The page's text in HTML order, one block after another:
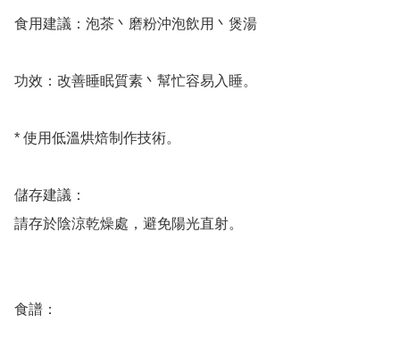
食用建議：泡茶丶磨粉沖泡飲用丶煲湯
功效：改善睡眠質素丶幫忙容易入睡。
* 使用低溫烘焙制作技術。
儲存建議：
請存於陰涼乾燥處，避免陽光直射。
食譜：